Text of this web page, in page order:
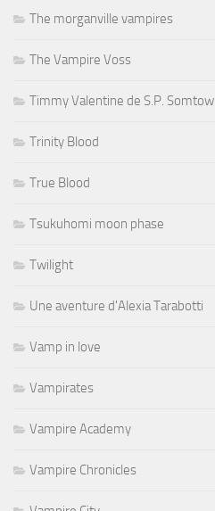
The morganville vampires
The Vampire Voss
Timmy Valentine de S.P. Somtow
Trinity Blood
True Blood
Tsukuhomi moon phase
Twilight
Une aventure d'Alexia Tarabotti
Vamp in love
Vampirates
Vampire Academy
Vampire Chronicles